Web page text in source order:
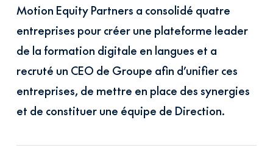
Motion Equity Partners a consolidé quatre
entreprises pour créer une plateforme leader
de la formation digitale en langues et a
recruté un CEO de Groupe afin d’unifier ces
entreprises, de mettre en place des synergies
et de constituer une équipe de Direction.